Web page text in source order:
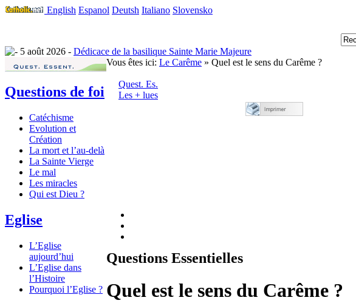
English Espanol Deutsh Italiano Slovensko
5 août 2026 - Dédicace de la basilique Sainte Marie Majeure
Questions de foi
Catéchisme
Evolution et
Création
La mort et l’au-delà
La Sainte Vierge
Le mal
Les miracles
Qui est Dieu ?
Eglise
L’Eglise
aujourd’hui
L’Eglise dans
l’Histoire
Pourquoi l’Eglise ?
Vous êtes ici: Le Carême » Quel est le sens du Carême ?
Quest. Es.
Les + lues
Questions Essentielles
Quel est le sens du Carême ?